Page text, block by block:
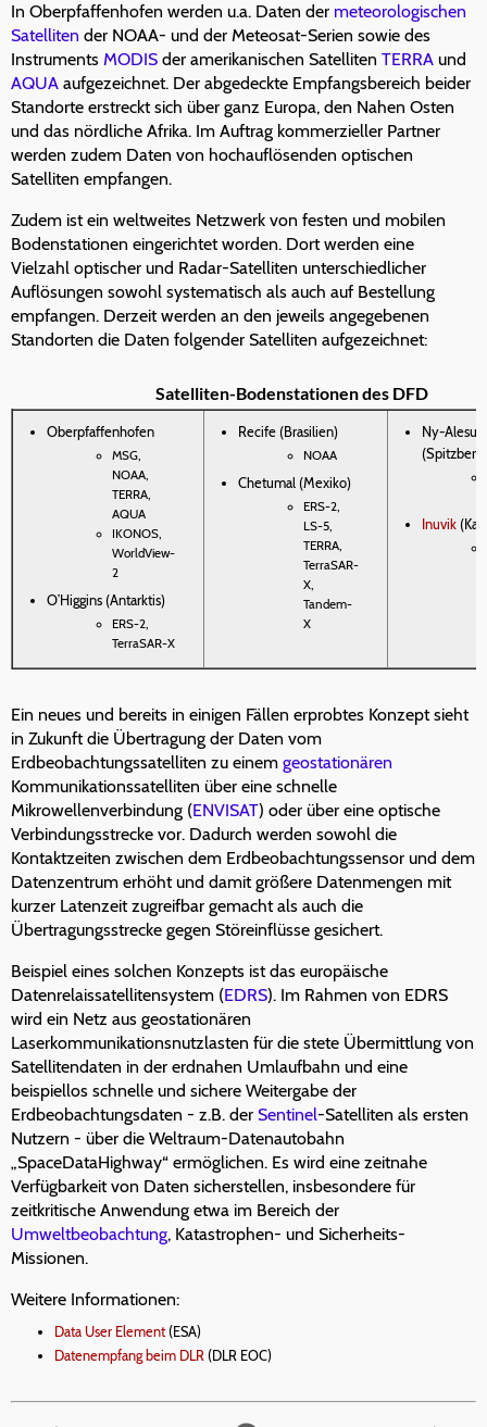
In Oberpfaffenhofen werden u.a. Daten der meteorologischen
Satelliten der NOAA- und der Meteosat-Serien sowie des
Instruments MODIS der amerikanischen Satelliten TERRA und
AQUA aufgezeichnet. Der abgedeckte Empfangsbereich beider
Standorte erstreckt sich über ganz Europa, den Nahen Osten
und das nördliche Afrika. Im Auftrag kommerzieller Partner
werden zudem Daten von hochauflösenden optischen
Satelliten empfangen.
Zudem ist ein weltweites Netzwerk von festen und mobilen
Bodenstationen eingerichtet worden. Dort werden eine
Vielzahl optischer und Radar-Satelliten unterschiedlicher
Auflösungen sowohl systematisch als auch auf Bestellung
empfangen. Derzeit werden an den jeweils angegebenen
Standorten die Daten folgender Satelliten aufgezeichnet:
Satelliten-Bodenstationen des DFD
Oberpfaffenhofen
MSG,
NOAA,
TERRA,
AQUA
IKONOS,
WorldView-
2
O’Higgins (Antarktis)
ERS-2,
TerraSAR-X
Recife (Brasilien)
NOAA
Chetumal (Mexiko)
ERS-2,
LS-5,
TERRA,
TerraSAR-
X,
Tandem-
X
Ny-
Inuvik
Ein neues und bereits in einigen Fällen erprobtes Konzept sieht
in Zukunft die Übertragung der Daten vom
Erdbeobachtungssatelliten zu einem geostationären
Kommunikationssatelliten über eine schnelle
Mikrowellenverbindung (ENVISAT) oder über eine optische
Verbindungsstrecke vor. Dadurch werden sowohl die
Kontaktzeiten zwischen dem Erdbeobachtungssensor und dem
Datenzentrum erhöht und damit größere Datenmengen mit
kurzer Latenzeit zugreifbar gemacht als auch die
Übertragungsstrecke gegen Störeinflüsse gesichert.
Beispiel eines solchen Konzepts ist das europäische
Datenrelaissatellitensystem (EDRS). Im Rahmen von EDRS
wird ein Netz aus geostationären
Laserkommunikationsnutzlasten für die stete Übermittlung von
Satellitendaten in der erdnahen Umlaufbahn und eine
beispiellos schnelle und sichere Weitergabe der
Erdbeobachtungsdaten - z.B. der Sentinel-Satelliten als ersten
Nutzern - über die Weltraum-Datenautobahn
„SpaceDataHighway“ ermöglichen. Es wird eine zeitnahe
Verfügbarkeit von Daten sicherstellen, insbesondere für
zeitkritische Anwendung etwa im Bereich der
Umweltbeobachtung, Katastrophen- und Sicherheits-
Missionen.
Weitere Informationen:
Data User Element(ESA)
Datenempfang beim DLR (DLR EOC)